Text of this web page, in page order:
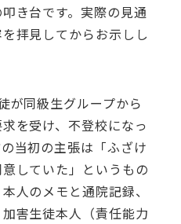
き台です。実際の見通
拝見してからお示しし
が同級生グループから
を受け、不登校になっ
当初の主張は「ふざけ
していた」というもの
人のメモと通院記録、
害生徒本人（責任能力